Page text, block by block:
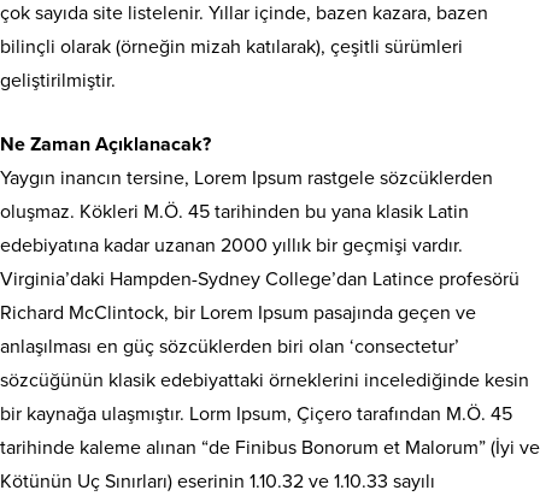
çok sayıda site listelenir. Yıllar içinde, bazen kazara, bazen
bilinçli olarak (örneğin mizah katılarak), çeşitli sürümleri
geliştirilmiştir.
Ne Zaman Açıklanacak?
Yaygın inancın tersine, Lorem Ipsum rastgele sözcüklerden
oluşmaz. Kökleri M.Ö. 45 tarihinden bu yana klasik Latin
edebiyatına kadar uzanan 2000 yıllık bir geçmişi vardır.
Virginia’daki Hampden-Sydney College’dan Latince profesörü
Richard McClintock, bir Lorem Ipsum pasajında geçen ve
anlaşılması en güç sözcüklerden biri olan ‘consectetur’
sözcüğünün klasik edebiyattaki örneklerini incelediğinde kesin
bir kaynağa ulaşmıştır. Lorm Ipsum, Çiçero tarafından M.Ö. 45
tarihinde kaleme alınan “de Finibus Bonorum et Malorum” (İyi ve
Kötünün Uç Sınırları) eserinin 1.10.32 ve 1.10.33 sayılı